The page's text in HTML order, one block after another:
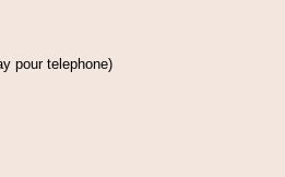
pour telephone)